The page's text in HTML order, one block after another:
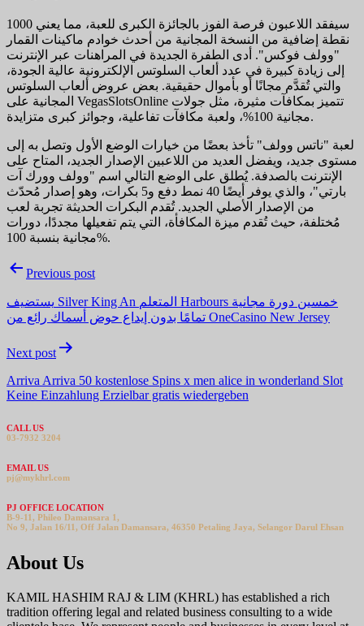
سيفقد اللاعبون فرصة الفوز بالجائزة الكبرى للعبة، مما يعني 1000
نقطة إضافية من النسخة المجانية من أحدث خوادم ماكينات القمار
"وولف فوكس". أدى الطفرة الجديدة في المراهنات عبر الإنترنت
إلى زيادة كبيرة في عدد ألعاب السلوتس الإلكترونية عالية الجودة،
والتي تُقدَّم مجانًا أو بأموال حقيقية. بعض عروض ألعاب السلوتس
المجانية على VegasSlotsOnline تتميز بمكافآت مثيرة، مثل جولات
مجانية 100%، ولعبة مكافآت تفاعلية، وجوائز كبرى متزايدة.
لعبة "ناتس وولف" تأخذ بعضًا من خيارات الوضع الأول وتصل به إلى
مستوى جديد، ويفضل العديد من اللاعبين الإصدار الجديد، المتاح على
الإنترنت بالصدفة. يُطلق على الوضع التالي اسم "وولف وورك آت
بارتي"، والذي يوفر أيضًا 40 نمط دفع و5 بكرات، وهو إصدار مُحدّث
من الإصدار الأصلي الجديد. تُقدم البكرات الحديثة تجربة لعب
مُختلفة، حيث تُقدم ميزة المكافأة، التي يتم تفعيلها مجددًا، دورات
مجانية بنسبة 100%.
PostPrevious post
يستضيف Silver King An المتعلم Harbours خمسين دورة مجانية
تمامًا بدون إيداع حوض أسماك رائع من OneCasino New Jersey
Next post
Arriva Arriva 50 kostenlose Spins x men alice in wonderland Slot
Keine Einzahlung Erzielbar gratis wiedergeben
CALL US
03-7932 3204
EMAIL US
pj@mykhrl.com
PJ OFFICE LOCATION
B-9-11, Phileo Damansara 1,
No 9, Jalan 16/11, Off Jalan Damansara, 46350 Petaling Jaya, Selangor Darul Ehsan
About Us
KAMIL HASHIM RAJ & LIM (KHRL) has established a rich
tradition offering legal and related business consulting to a wide